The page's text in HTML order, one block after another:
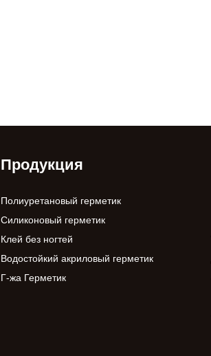
Продукция
Полиуретановый герметик
Силиконовый герметик
Клей без ногтей
Водостойкий акриловый герметик
Г-жа Герметик